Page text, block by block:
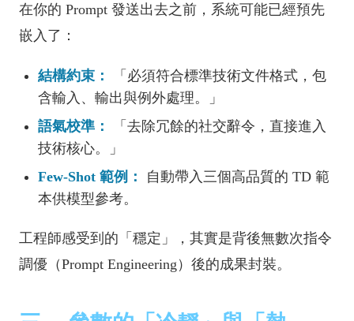
在你的 Prompt 發送出去之前，系統可能已經預先
嵌入了：
結構約束：
「必須符合標準技術文件格式，包
含輸入、輸出與例外處理。」
語氣校準：
「去除冗餘的社交辭令，直接進入
技術核心。」
Few-Shot 範例：
自動帶入三個高品質的 TD 範
本供模型參考。
工程師感受到的「穩定」，其實是背後無數次指令
調優（Prompt Engineering）後的成果封裝。